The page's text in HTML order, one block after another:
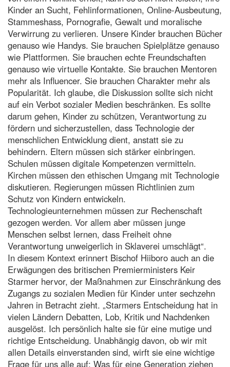
Kinder an Sucht, Fehlinformationen, Online-Ausbeutung,
Stammeshass, Pornografie, Gewalt und moralische
Verwirrung zu verlieren. Unsere Kinder brauchen Bücher
genauso wie Handys. Sie brauchen Spielplätze genauso
wie Plattformen. Sie brauchen echte Freundschaften
genauso wie virtuelle Kontakte. Sie brauchen Mentoren
mehr als Influencer. Sie brauchen Charakter mehr als
Popularität. Ich glaube, die Diskussion sollte sich nicht
auf ein Verbot sozialer Medien beschränken. Es sollte
darum gehen, Kinder zu schützen, Verantwortung zu
fördern und sicherzustellen, dass Technologie der
menschlichen Entwicklung dient, anstatt sie zu
behindern. Eltern müssen sich stärker einbringen.
Schulen müssen digitale Kompetenzen vermitteln.
Kirchen müssen den ethischen Umgang mit Technologie
diskutieren. Regierungen müssen Richtlinien zum
Schutz von Kindern entwickeln.
Technologieunternehmen müssen zur Rechenschaft
gezogen werden. Vor allem aber müssen junge
Menschen selbst lernen, dass Freiheit ohne
Verantwortung unweigerlich in Sklaverei umschlägt“.
In diesem Kontext erinnert Bischof Hiiboro auch an die
Erwägungen des britischen Premierministers Keir
Starmer hervor, der Maßnahmen zur Einschränkung des
Zugangs zu sozialen Medien für Kinder unter sechzehn
Jahren in Betracht zieht. „Starmers Entscheidung hat in
vielen Ländern Debatten, Lob, Kritik und Nachdenken
ausgelöst. Ich persönlich halte sie für eine mutige und
richtige Entscheidung. Unabhängig davon, ob wir mit
allen Details einverstanden sind, wirft sie eine wichtige
Frage für uns alle auf: Was für eine Generation ziehen